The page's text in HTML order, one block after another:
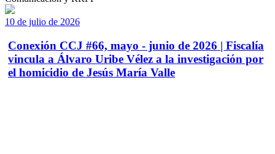
10 de julio de 2026
Conexión CCJ #66, mayo - junio de 2026 | Fiscalía
vincula a Álvaro Uribe Vélez a la investigación por
el homicidio de Jesús María Valle